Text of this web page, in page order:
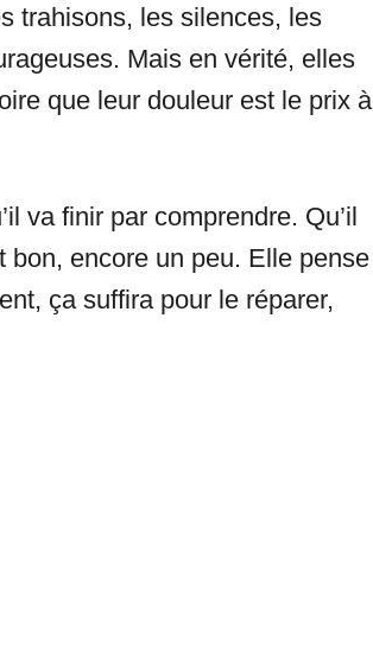
trahisons, les silences, les
Mais en vérité, elles
que leur douleur est le prix à
va finir par comprendre. Qu’il
bon, encore un peu. Elle pense
ça suffira pour le réparer,